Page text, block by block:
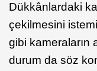
Dükkânlardaki
çekilmesini
gibi kameraların
durum da söz